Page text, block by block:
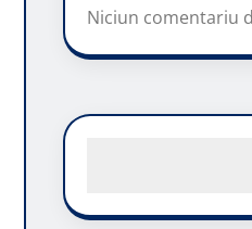
Niciun comentariu